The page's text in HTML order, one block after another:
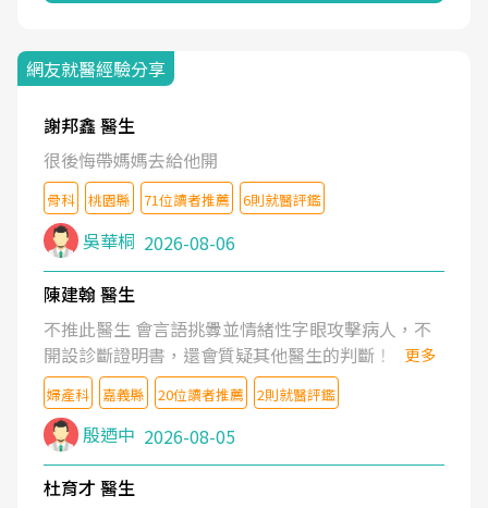
網友就醫經驗分享
謝邦鑫 醫生
很後悔帶媽媽去給他開
骨科 桃園縣 71位讀者推薦 6則就醫評鑑
吳華桐 2026-08-06
陳建翰 醫生
不推此醫生 會言語挑釁並情緒性字眼攻擊病人，不
開設診斷證明書，還會質疑其他醫生的判斷！
更多
婦產科 嘉義縣 20位讀者推薦 2則就醫評鑑
殷迺中 2026-08-05
杜育才 醫生